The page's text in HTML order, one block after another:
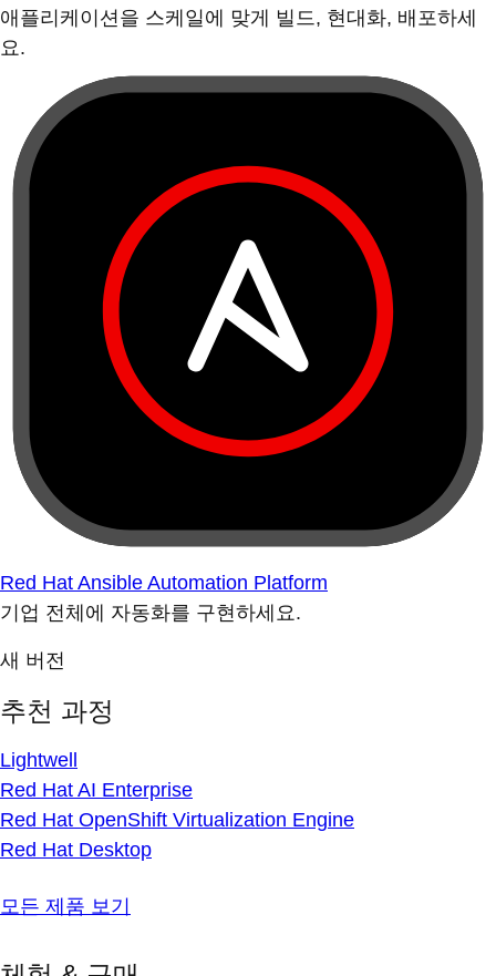
애플리케이션을 스케일에 맞게 빌드, 현대화, 배포하세
요.
Red Hat Ansible Automation Platform
기업 전체에 자동화를 구현하세요.
새 버전
추천 과정
Lightwell
Red Hat AI Enterprise
Red Hat OpenShift Virtualization Engine
Red Hat Desktop
모든 제품 보기